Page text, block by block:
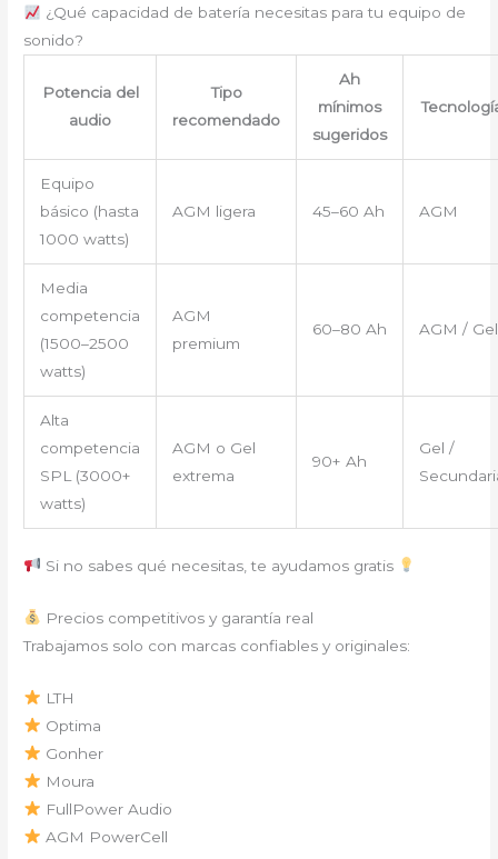
¿Qué capacidad de batería necesitas para tu equipo de
sonido?
Potencia del
audio
Tipo
recomendado
Ah
mínimos
sugeridos
Equipo
básico (hasta
1000 watts)
AGM ligera 45–60 Ah AGM
Media
competencia
(1500–2500
watts)
AGM
premium
60–80 Ah AGM / Gel
Alta
competencia
SPL (3000+
watts)
AGM o Gel
extrema
90+ Ah
Gel /
Si no sabes qué necesitas, te ayudamos gratis
Precios competitivos y garantía real
Trabajamos solo con marcas confiables y originales:
LTH
Optima
Gonher
Moura
FullPower Audio
AGM PowerCell